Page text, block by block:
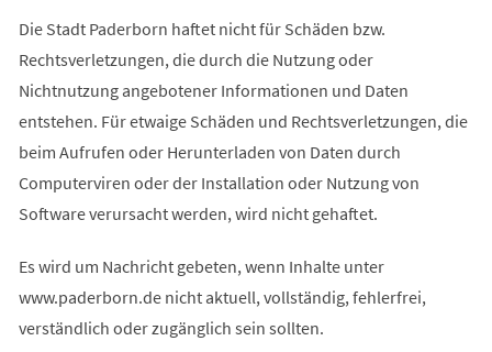
Die Stadt Paderborn haftet nicht für Schäden bzw.
Rechtsverletzungen, die durch die Nutzung oder
Nichtnutzung angebotener Informationen und Daten
entstehen. Für etwaige Schäden und Rechtsverletzungen, die
beim Aufrufen oder Herunterladen von Daten durch
Computerviren oder der Installation oder Nutzung von
Software verursacht werden, wird nicht gehaftet.
Es wird um Nachricht gebeten, wenn Inhalte unter
www.paderborn.de nicht aktuell, vollständig, fehlerfrei,
verständlich oder zugänglich sein sollten.